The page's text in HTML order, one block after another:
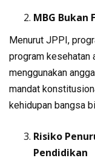
MBG Bukan
Menurut JPPI,
program kesehatan
menggunakan
mandat
kehidupan bangsa
Risiko
Pendidikan